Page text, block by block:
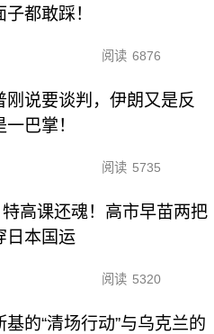
子都敢踩！
阅读 6876
刚说要谈判，伊朗又是反
巴掌！
阅读 5735
高课还魂！高市早苗两把
日本国运
阅读 5320
基的“清场行动”与乌克兰的